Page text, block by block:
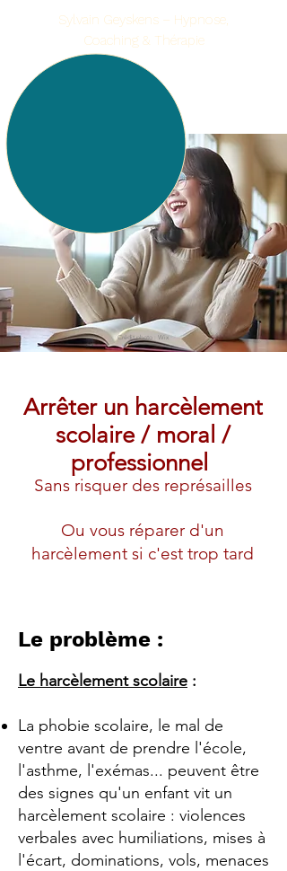
Qualité d'être
S’apaiser. Se retrouver.
Sylvain Geyskens – Hypnose,
Coaching & Thérapie
Crédit photo : Wix
Arrêter un harcèlement
scolaire / moral /
professionnel
Sans risquer des représailles
Ou vous réparer d'un
harcèlement si c'est trop tard
Le problème :
​Le harcèlement scolaire :
La phobie scolaire, le mal de
ventre avant de prendre l'école,
l'asthme, l'exémas... peuvent être
des signes qu'un enfant vit un
harcèlement scolaire : violences
verbales avec humiliations, mises à
l'écart, dominations, vols, menaces